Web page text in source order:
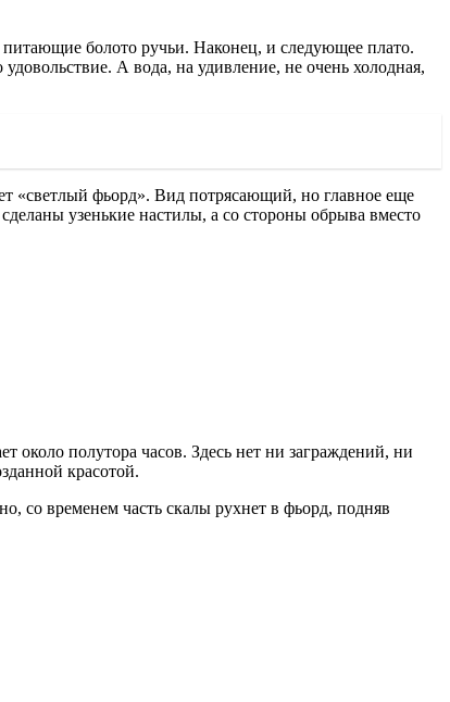
болото ручьи. Наконец, и следующее плато.
А вода, на удивление, не очень холодная,
«светлый фьорд». Вид потрясающий, но главное еще
узенькие настилы, а со стороны обрыва вместо
полутора часов. Здесь нет ни заграждений, ни
красотой.
со временем часть скалы рухнет в фьорд, подняв